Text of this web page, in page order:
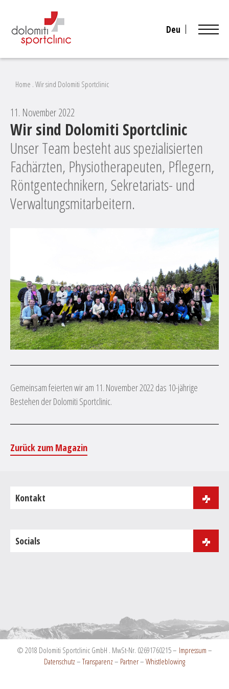
Deu
Home . Wir sind Dolomiti Sportclinic
11. November 2022
Wir sind Dolomiti Sportclinic
Unser Team besteht aus spezialisierten
Fachärzten, Physiotherapeuten, Pflegern,
Röntgentechnikern, Sekretariats- und
Verwaltungsmitarbeitern.
Gemeinsam feierten wir am 11. November 2022 das 10-jährige
Bestehen der Dolomiti Sportclinic.
Zurück zum Magazin
Kontakt
39046 St. Ulrich
Socials
© 2018 Dolomiti Sportclinic GmbH . MwSt-Nr. 02691760215 – Impressum –
Datenschutz – Transparenz – Partner– Whistleblowing